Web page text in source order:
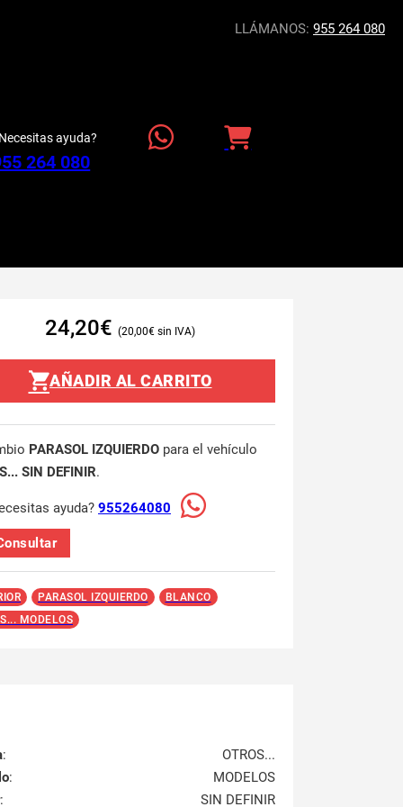
LLÁMANOS: 955 264 080
ayuda?
264 080
24,20€ 20,00€
AÑADIR AL CARRITO
PARASOL IZQUIERDO para el vehículo
SIN DEFINIR.
ayuda? 955264080
PARASOL IZQUIERDO
BLANCO
MODELOS
:
OTROS...
:
MODELOS
:
SIN DEFINIR